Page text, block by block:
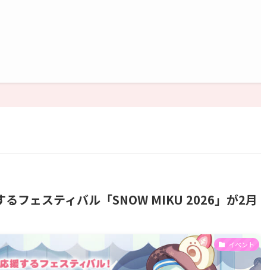
るフェスティバル「SNOW MIKU 2026」が2月
イベント